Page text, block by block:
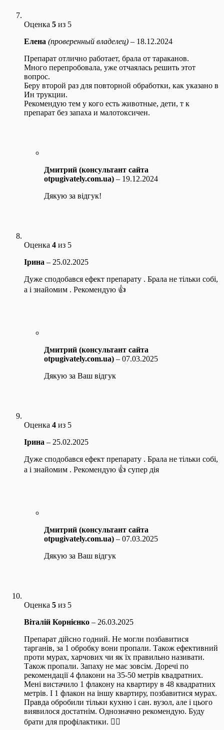
Оценка 5 из 5
Елена (проверенный владелец) – 18.12.2024
Препарат отлично работает, брала от тараканов.
Много перепробовала, уже отчаялась решить этот
вопрос.
Беру второй раз для повторной обработки, как указано в
Ин трукции.
Рекомендую тем у кого есть животные, дети, т к
препарат без запаха и малотоксичен.
Дмитрий (консультант сайта
otpugivately.com.ua) – 19.12.2024
Дякую за відгук!
Оценка 4 из 5
Ірина – 25.02.2025
Дуже сподобався ефект препарату . Брала не тільки собі,
а і знайомим . Рекомендую 👍
Дмитрий (консультант сайта
otpugivately.com.ua) – 07.03.2025
Дякую за Ваш відгук
Оценка 4 из 5
Ірина – 25.02.2025
Дуже сподобався ефект препарату . Брала не тільки собі,
а і знайомим . Рекомендую 👍 супер дія
Дмитрий (консультант сайта
otpugivately.com.ua) – 07.03.2025
Дякую за Ваш відгук
Оценка 5 из 5
Віталій Корнієнко – 26.03.2025
Препарат дійсно годний. Не могли позбавитися
тарганів, за 1 обробку вони пропали. Також ефективний
проти мурах, харчових чи як їх правильно називати.
Також пропали. Запаху не має зовсім. Доречі по
рекомендації 4 флакони на 35-50 метрів квадратних.
Мені вистачило 1 флакону на квартиру в 48 квадратних
метрів. І 1 флакон на іншу квартиру, позбавитися мурах.
Правда обробили тільки кухню і сан. вузол, але і цього
виявилося достатнім. Однозначно рекомендую. Буду
брати для профілактики. 👍🏻